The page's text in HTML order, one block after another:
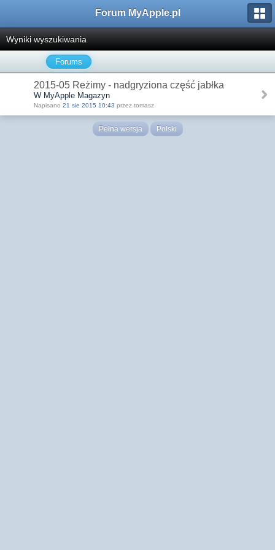
Forum MyApple.pl
Wyniki wyszukiwania
Forums
2015-05 Reżimy - nadgryziona część jabłka
W MyApple Magazyn
Napisano 21 sie 2015 10:43 przez tomasz
Pełna wersja Polski